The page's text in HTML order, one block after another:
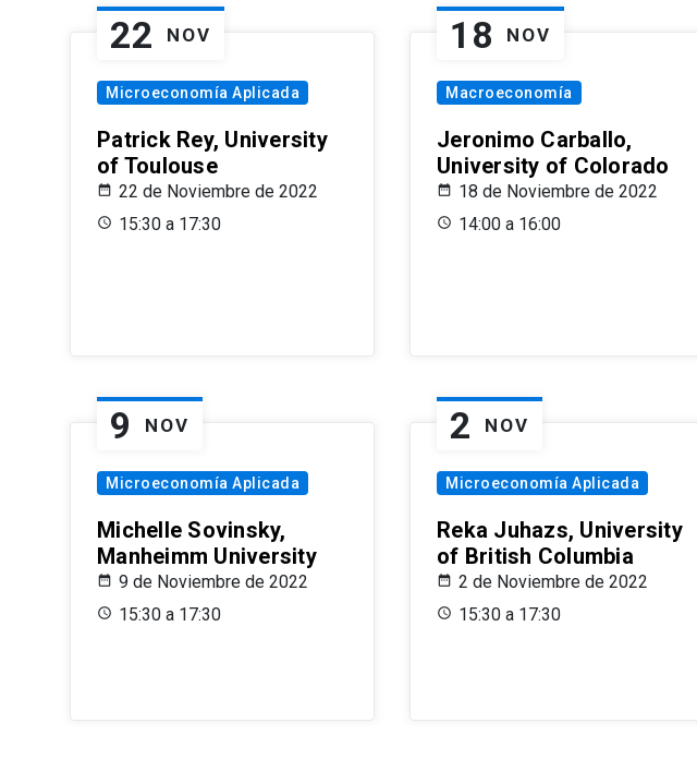
22 NOV
Microeconomía Aplicada
Patrick Rey, University
of Toulouse
22 de Noviembre de 2022
15:30 a 17:30
18 NOV
Macroeconomía
Jeronimo Carballo,
University of Colorado
18 de Noviembre de 2022
14:00 a 16:00
9 NOV
Microeconomía Aplicada
Michelle Sovinsky,
Manheimm University
9 de Noviembre de 2022
15:30 a 17:30
2 NOV
Microeconomía Aplicada
Reka Juhazs, University
of British Columbia
2 de Noviembre de 2022
15:30 a 17:30